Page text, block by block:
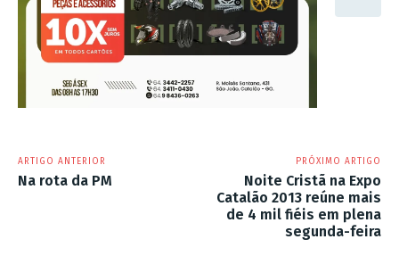
ARTIGO ANTERIOR
Na rota da PM
PRÓXIMO ARTIGO
Noite Cristã na Expo
Catalão 2013 reúne mais
de 4 mil fiéis em plena
segunda-feira